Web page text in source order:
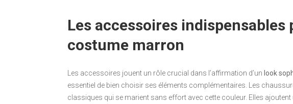
Les accessoires
costume marron
Les accessoires jouent un rôle crucial dans l’affirmation d’un look
essentiel de bien choisir ses éléments complémentaires. Les
classiques qui se marient sans effort avec cette couleur. Elles